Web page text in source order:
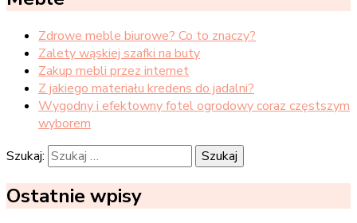
Zdrowe meble biurowe? Co to znaczy?
Zalety wąskiej szafki na buty
Zakup mebli przez internet
Z jakiego materiału kredens do jadalni?
Wygodny i efektowny fotel ogrodowy coraz częstszym
wyborem
Szukaj:
Ostatnie wpisy